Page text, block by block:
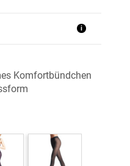
i
Komfortbündchen